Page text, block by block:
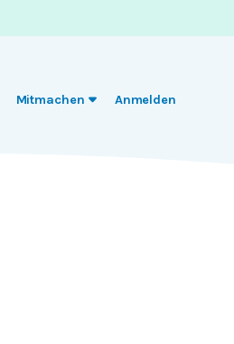
Mitmachen Anmelden